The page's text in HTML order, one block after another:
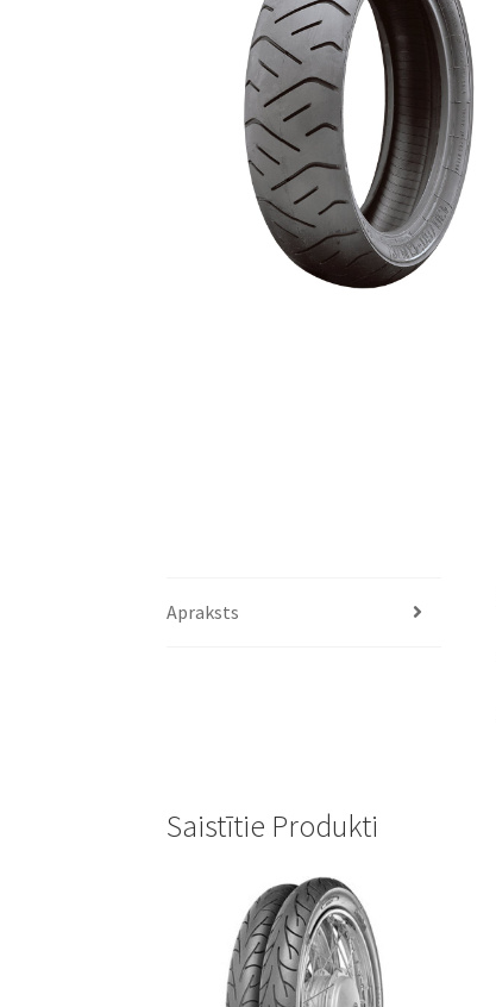
Apraksts
Saistītie Produkti